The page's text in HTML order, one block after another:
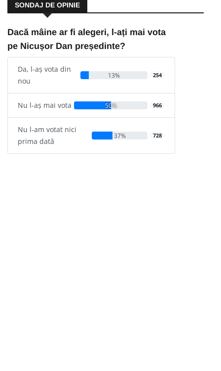
SONDAJ DE OPINIE
Dacă mâine ar fi alegeri, l-ați mai vota
pe Nicușor Dan președinte?
Da, l-aș vota din
nou
13% 254
Nu l-aș mai vota 50% 966
Nu l-am votat nici
prima dată
37% 728